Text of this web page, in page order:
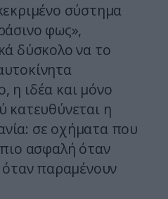
σύστημα
φως»,
δύσκολο να το
η ιδέα και μόνο
κατευθύνεται η
σε οχήματα που
ασφαλή όταν
όταν παραμένουν